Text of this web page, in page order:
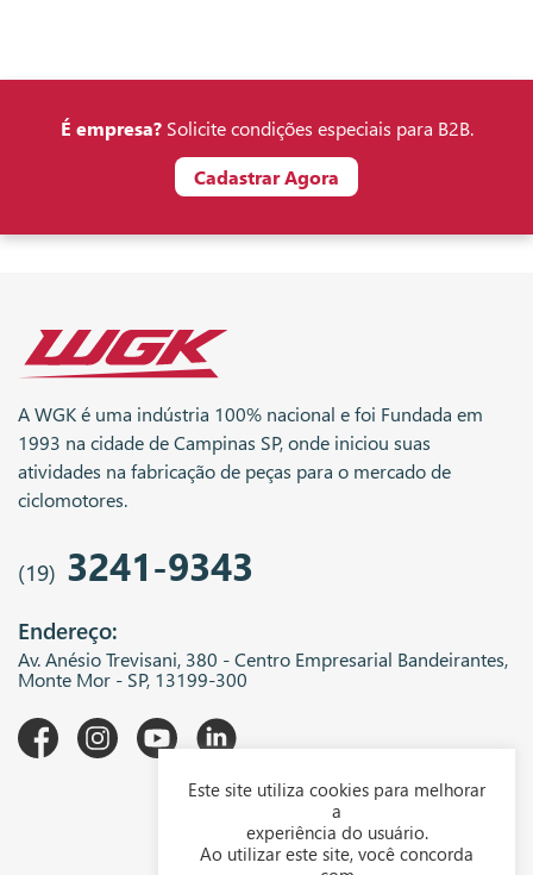
É empresa?Solicite condições especiais para B2B.
Cadastrar Agora
A WGK é uma indústria 100% nacional e foi Fundada em
1993 na cidade de Campinas SP, onde iniciou suas
atividades na fabricação de peças para o mercado de
ciclomotores.
(19) 3241-9343
Endereço:
Av. Anésio Trevisani, 380 - Centro Empresarial Bandeirantes,
Monte Mor - SP, 13199-300
Downloads
Este site utiliza cookies para melhorar
a
experiência do usuário.
Ao utilizar este site, você concorda